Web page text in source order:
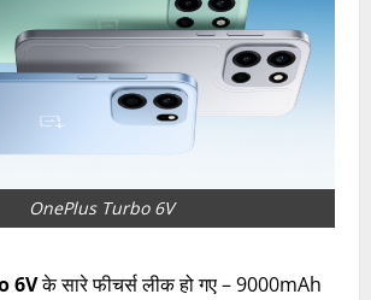
OnePlus Turbo 6V
6Vके सारे फीचर्स लीक हो गए – 9000mAh